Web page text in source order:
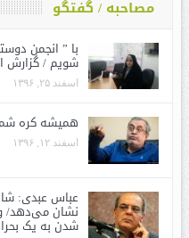
مصاحبه / گفتگو
با ” انجمن
شویم /
اسفند ۲۵, ۱۳۹۶
همیشه کره
اسفند ۱۲, ۱۳۹۶
عباس عبدی:
نشان می‌دهد/
شدن به یک